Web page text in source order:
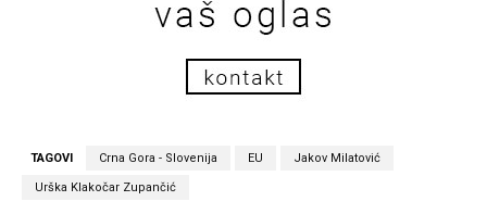
TAGOVI Crna Gora - Slovenija EU Jakov Milatović
Urška Klakočar Zupančić